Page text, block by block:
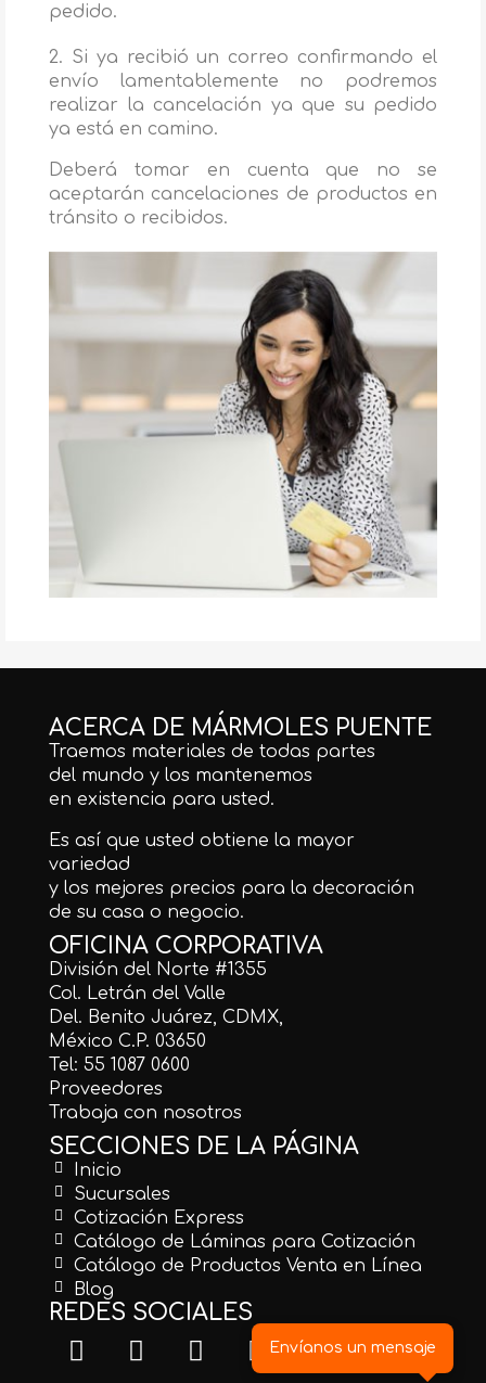
pedido.
2. Si ya recibió un correo confirmando el
envío lamentablemente no podremos
realizar la cancelación ya que su pedido
ya está en camino.
Deberá tomar en cuenta que no se
aceptarán cancelaciones de productos en
tránsito o recibidos.
ACERCA DE MÁRMOLES PUENTE
Traemos materiales de todas partes
del mundo y los mantenemos
en existencia para usted.
Es así que usted obtiene la mayor
variedad
y los mejores precios para la decoración
de su casa o negocio.
OFICINA CORPORATIVA
División del Norte #1355
Col. Letrán del Valle
Del. Benito Juárez, CDMX,
México C.P. 03650
Tel: 55 1087 0600
Proveedores
Trabaja con nosotros
SECCIONES DE LA PÁGINA
Inicio
Sucursales
Cotización Express
Catálogo de Láminas para Cotización
Catálogo de Productos Venta en Línea
Blog
REDES SOCIALES
Envíanos un mensaje